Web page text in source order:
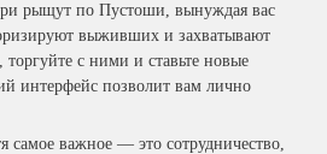
рыщут по Пустоши, вынуждая вас
выживших и захватывают
с ними и ставьте новые
интерфейс позволит вам лично
самое важное — это сотрудничество,